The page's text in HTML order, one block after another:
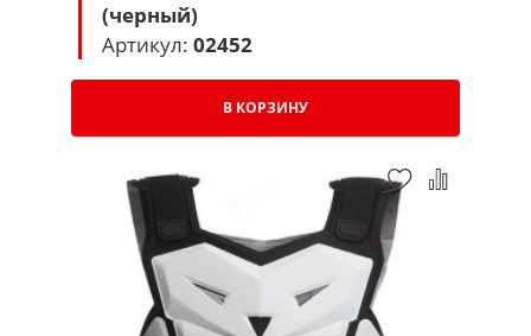
(черный)
Артикул: 02452
В КОРЗИНУ